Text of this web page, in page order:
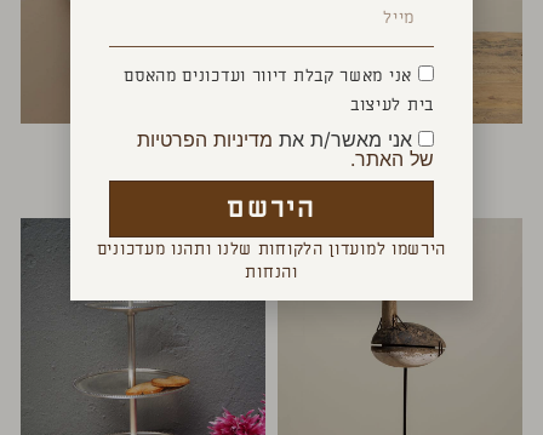
ציפור עץ
₪120
צדפה דקורטיבית
אני מאשר קבלת דיוור ועדכונים מהאסם
בית לעיצוב
אני מאשר/ת את מדיניות הפרטיות
של האתר.
הירשם
הירשמו למועדון הלקוחות שלנו ותהנו מעדכונים
והנחות